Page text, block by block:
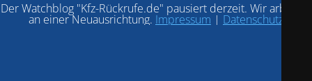
Der Watchblog "Kfz-Rückrufe.de" pausiert derzeit. Wir arbeiten
an einer Neuausrichtung. Impressum | Datenschutz